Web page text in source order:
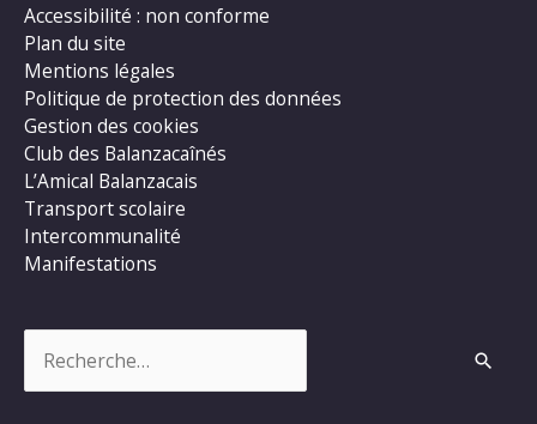
Accessibilité : non conforme
Plan du site
Mentions légales
Politique de protection des données
Gestion des cookies
Club des Balanzacaînés
L’Amical Balanzacais
Transport scolaire
Intercommunalité
Manifestations